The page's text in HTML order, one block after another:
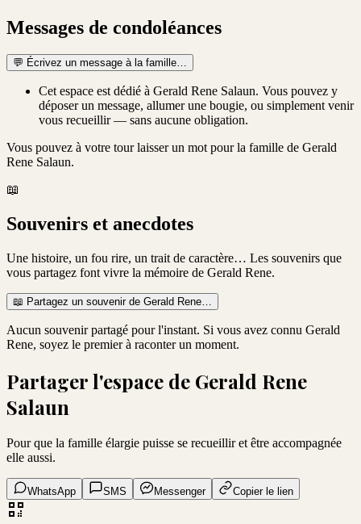
Messages de condoléances
💬 Écrivez un message à la famille…
Cet espace est dédié à Gerald Rene Salaun. Vous pouvez y
déposer un message, allumer une bougie, ou simplement venir
vous recueillir — sans aucune obligation.
Vous pouvez à votre tour laisser un mot pour la famille de Gerald
Rene Salaun.
📖
Souvenirs et anecdotes
Une histoire, un fou rire, un trait de caractère… Les souvenirs que
vous partagez font vivre la mémoire de Gerald Rene.
📖 Partagez un souvenir de Gerald Rene…
Aucun souvenir partagé pour l'instant. Si vous avez connu Gerald
Rene, soyez le premier à raconter un moment.
Partager l'espace de Gerald Rene
Salaun
Pour que la famille élargie puisse se recueillir et être accompagnée
elle aussi.
WhatsApp SMS Messenger Copier le lien